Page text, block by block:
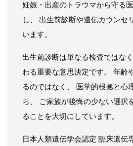
妊娠・出産のトラウマから守る
し、 出生前診断や遺伝カウンセ
います。
出生前診断は単なる検査ではな
わる重要な意思決定です。 年齢
るのではなく、 医学的根拠と心
ら、 ご家族が後悔の少ない選択
ることを大切にしています。
日本人類遺伝学会認定 臨床遺伝